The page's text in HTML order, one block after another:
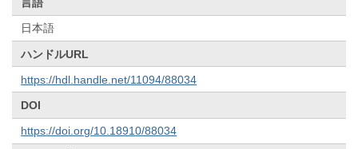
言語
日本語
ハンドルURL
https://hdl.handle.net/11094/88034
DOI
https://doi.org/10.18910/88034